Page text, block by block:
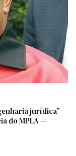
jurídica”
do MPLA —